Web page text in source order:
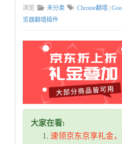
浏览
未分类 Chrome翻墙
览器翻墙插件
大家在看:
速领京东京享礼金